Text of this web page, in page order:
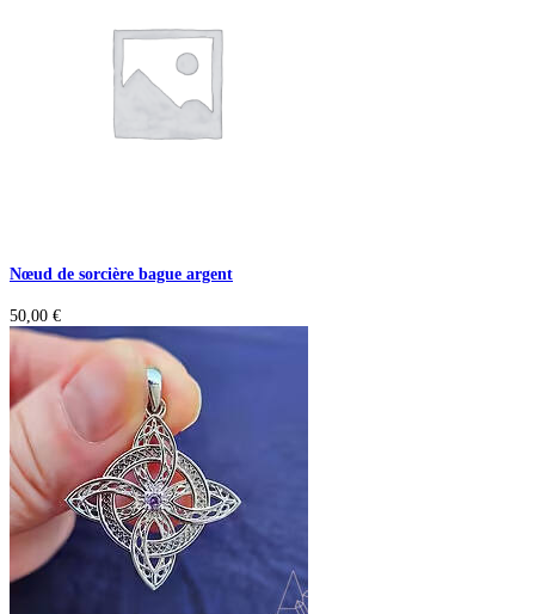
Nœud de sorcière bague argent
50,00 €